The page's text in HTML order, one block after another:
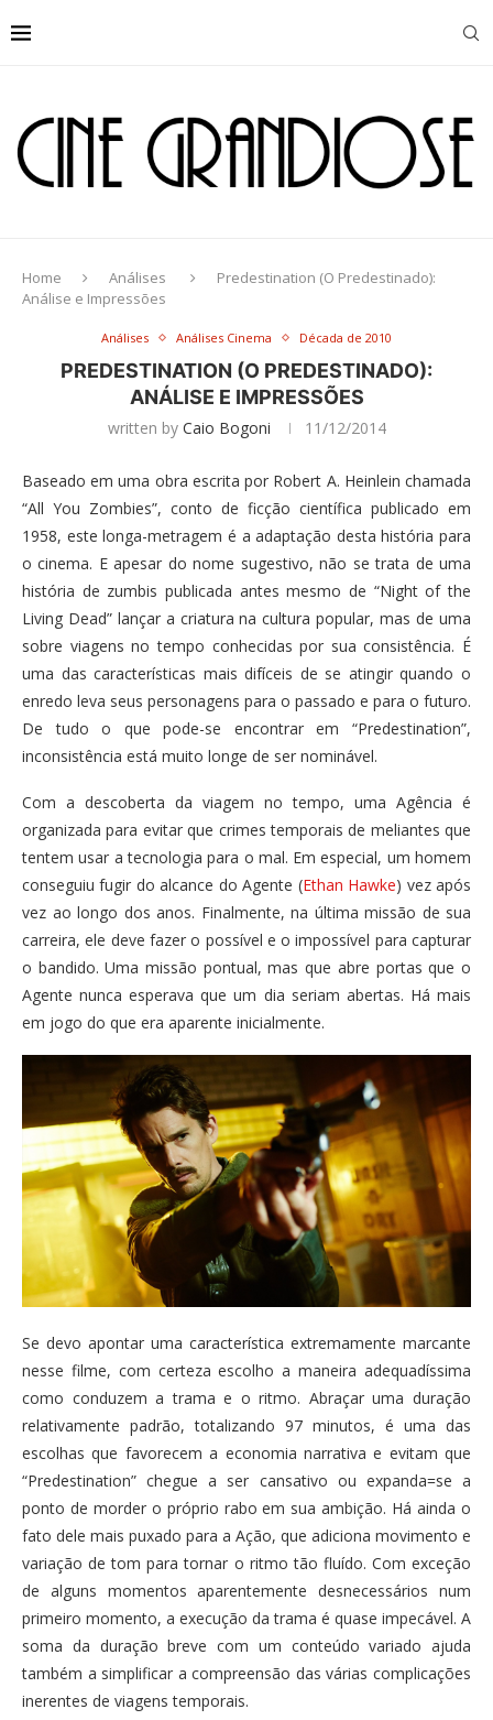
Home Análises
Predestination (O Predestinado):
Análise e Impressões
Análises Análises Cinema Década de 2010
PREDESTINATION (O PREDESTINADO):
ANÁLISE E IMPRESSÕES
written by Caio Bogoni 11/12/2014
Baseado em uma obra escrita por Robert A. Heinlein chamada
“All You Zombies”, conto de ficção científica publicado em
1958, este longa-metragem é a adaptação desta história para
o cinema. E apesar do nome sugestivo, não se trata de uma
história de zumbis publicada antes mesmo de “Night of the
Living Dead” lançar a criatura na cultura popular, mas de uma
sobre viagens no tempo conhecidas por sua consistência. É
uma das características mais difíceis de se atingir quando o
enredo leva seus personagens para o passado e para o futuro.
De tudo o que pode-se encontrar em “Predestination”,
inconsistência está muito longe de ser nominável.
Com a descoberta da viagem no tempo, uma Agência é
organizada para evitar que crimes temporais de meliantes que
tentem usar a tecnologia para o mal. Em especial, um homem
conseguiu fugir do alcance do Agente (Ethan Hawke) vez após
vez ao longo dos anos. Finalmente, na última missão de sua
carreira, ele deve fazer o possível e o impossível para capturar
o bandido. Uma missão pontual, mas que abre portas que o
Agente nunca esperava que um dia seriam abertas. Há mais
em jogo do que era aparente inicialmente.
Se devo apontar uma característica extremamente marcante
nesse filme, com certeza escolho a maneira adequadíssima
como conduzem a trama e o ritmo. Abraçar uma duração
relativamente padrão, totalizando 97 minutos, é uma das
escolhas que favorecem a economia narrativa e evitam que
“Predestination” chegue a ser cansativo ou expanda=se a
ponto de morder o próprio rabo em sua ambição. Há ainda o
fato dele mais puxado para a Ação, que adiciona movimento e
variação de tom para tornar o ritmo tão fluído. Com exceção
de alguns momentos aparentemente desnecessários num
primeiro momento, a execução da trama é quase impecável. A
soma da duração breve com um conteúdo variado ajuda
também a simplificar a compreensão das várias complicações
inerentes de viagens temporais.